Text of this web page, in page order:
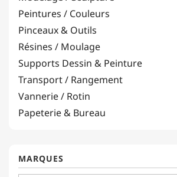
Peintures / Couleurs
Pinceaux & Outils
Résines / Moulage
Supports Dessin & Peinture
Transport / Rangement
Vannerie / Rotin
Papeterie & Bureau
MARQUES